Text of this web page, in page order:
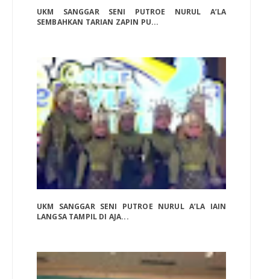
UKM SANGGAR SENI PUTROE NURUL A’LA
SEMBAHKAN TARIAN ZAPIN PU...
UKM SANGGAR SENI PUTROE NURUL A’LA IAIN
LANGSA TAMPIL DI AJA...